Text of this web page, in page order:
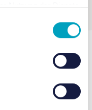
Nutzung der Dienste